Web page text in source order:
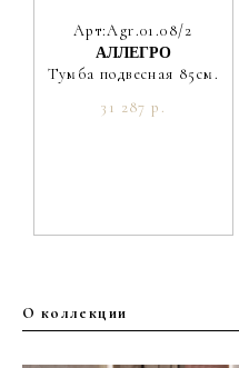
Арт:Agr.01.08/2
АЛЛЕГРО
Тумба подвесная 85см.
31 287 р.
О коллекции